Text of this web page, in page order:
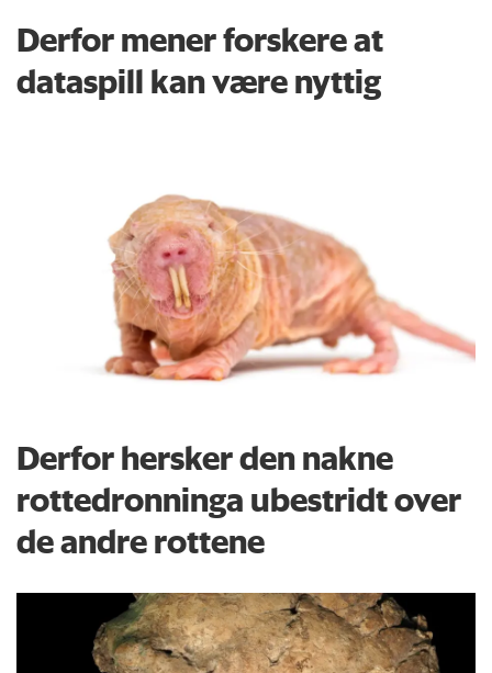
Derfor mener forskere at
dataspill kan være nyttig
Derfor hersker den nakne
rottedronninga ubestridt over
de andre rottene